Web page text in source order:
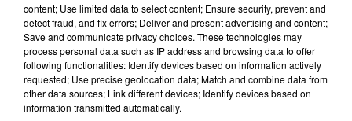
content; Use limited data to select content; Ensure security, prevent and
detect fraud, and fix errors; Deliver and present advertising and content;
Save and communicate privacy choices. These technologies may
process personal data such as IP address and browsing data to offer
following functionalities: Identify devices based on information actively
requested; Use precise geolocation data; Match and combine data from
other data sources; Link different devices; Identify devices based on
information transmitted automatically.